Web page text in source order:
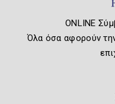
ONLINE
Όλα όσα αφορούν